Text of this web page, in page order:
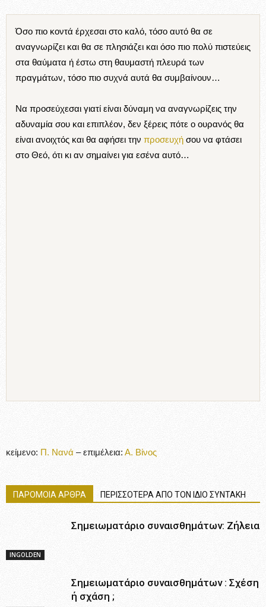
Όσο πιο κοντά έρχεσαι στο καλό, τόσο αυτό θα σε
αναγνωρίζει και θα σε πλησιάζει και όσο πιο πολύ πιστεύεις
στα θαύματα ή έστω στη θαυμαστή πλευρά των
πραγμάτων, τόσο πιο συχνά αυτά θα συμβαίνουν…
Να προσεύχεσαι γιατί είναι δύναμη να αναγνωρίζεις την
αδυναμία σου και επιπλέον, δεν ξέρεις πότε ο ουρανός θα
είναι ανοιχτός και θα αφήσει την προσευχή σου να φτάσει
στο Θεό, ότι κι αν σημαίνει για εσένα αυτό…
κείμενο: Π. Νανά – επιμέλεια: Α. Βίνος
ΠΑΡΟΜΟΙΑ ΑΡΘΡΑ ΠΕΡΙΣΣΟΤΕΡΑ ΑΠΟ ΤΟΝ ΙΔΙΟ ΣΥΝΤΑΚΗ
INGOLDEN
Σημειωματάριο συναισθημάτων: Zήλεια
Σημειωματάριο συναισθημάτων : Σχέση
ή σχάση ;